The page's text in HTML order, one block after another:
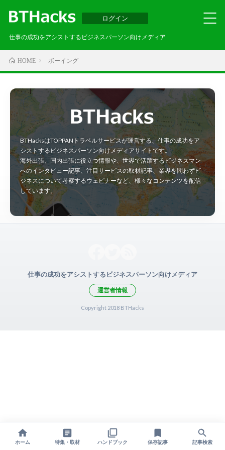
ログイン
仕事の成功をアシストするビジネスパーソン向けメディア
HOME ボーイング
BTHacksはTOPPANトラベルサービスが運営する、仕事の成功をア
シストするビジネスパーソン向けメディアサイトです。
海外出張、国内出張に役立つ情報や、世界で活躍するビジネスマン
へのインタビュー記事、注目サービスの取材記事、業界を問わずビ
ジネスについて考察するウェビナーなど、様々なコンテンツを配信
しています。
仕事の成功をアシストするビジネスパーソン向けメディア
運営者情報
Copyright 2018 BTHacks
ホーム 特集・取材 ハンドブック 保存記事 記事検索